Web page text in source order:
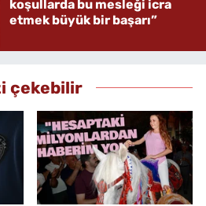
koşullarda bu mesleği icra
etmek büyük bir başarı”
çekebilir